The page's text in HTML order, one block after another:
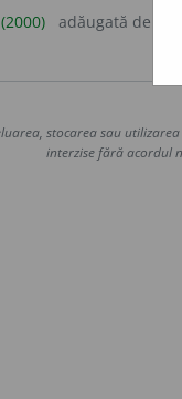
adăugată de
stocarea sau
interzise fără acordul